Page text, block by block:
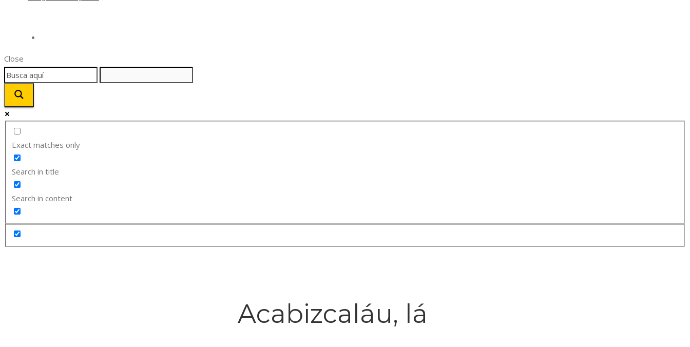
Close
Exact matches only
Search in title
Search in content
Acabizcaláu, lá